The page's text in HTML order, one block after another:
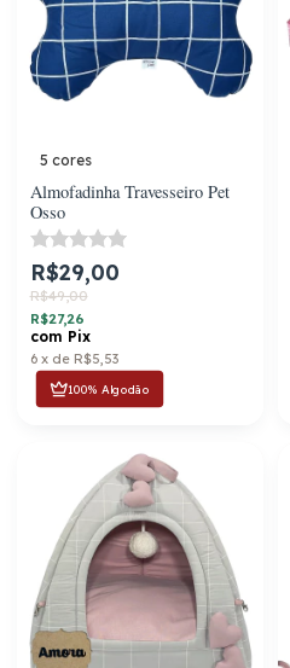
5 cores
Almofadinha Travesseiro Pet
Osso
R$29,00
R$49,00
R$27,26
com Pix
6 x de R$5,53
100% Algodão